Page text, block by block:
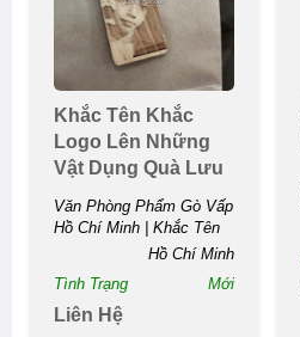
Khắc Tên Khắc
Logo Lên Những
Vật Dụng Quà Lưu
Niệm Bằng Kim
Loại
Văn Phòng Phẩm Gò Vấp
Hồ Chí Minh | Khắc Tên
Hồ Chí Minh
Tình Trạng
Mới
Liên Hệ